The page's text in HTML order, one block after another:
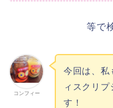
等で
コンフィー
今回は、私
ィスクリ
す！